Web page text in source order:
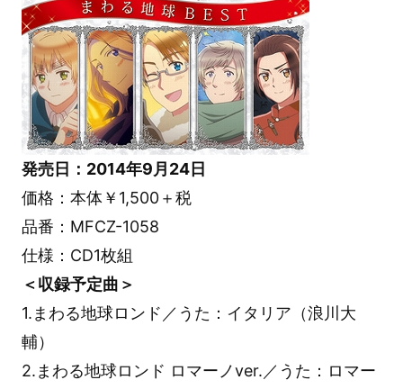
発売日：2014年9月24日
価格：本体￥1,500＋税
品番：MFCZ-1058
仕様：CD1枚組
＜収録予定曲＞
1.まわる地球ロンド／うた：イタリア（浪川大
輔）
2.まわる地球ロンド ロマーノver.／うた：ロマー